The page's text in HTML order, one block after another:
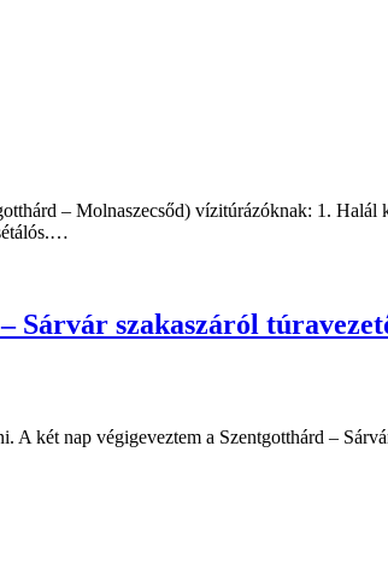
– Molnaszecsőd) vízitúrázóknak: 1.
Sárvár szakaszáról
két nap végigeveztem a Szentgotthárd –